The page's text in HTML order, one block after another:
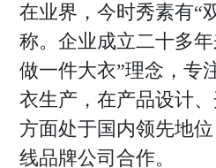
在业界，今时秀素有“
称。企业成立二十多
做一件大衣”理念，专
衣生产，在产品设计
方面处于国内领先地
线品牌公司合作。